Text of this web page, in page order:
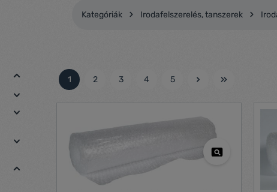
Kategóriák Irodafelszerelés, tanszerek
Oldal
1
Oldal
2
Oldal
3
Oldal
4
Oldal
5